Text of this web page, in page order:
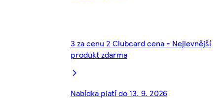
3 za cenu 2 Clubcard cena - Nejlevnější
produkt zdarma
Nabídka platí do 13. 9. 2026